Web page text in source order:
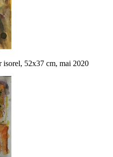
isorel, 52x37 cm, mai 2020